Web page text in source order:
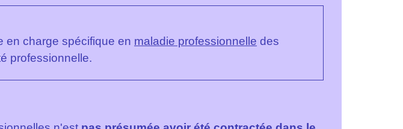
en charge spécifique en maladie professionnelle des
professionnelle.